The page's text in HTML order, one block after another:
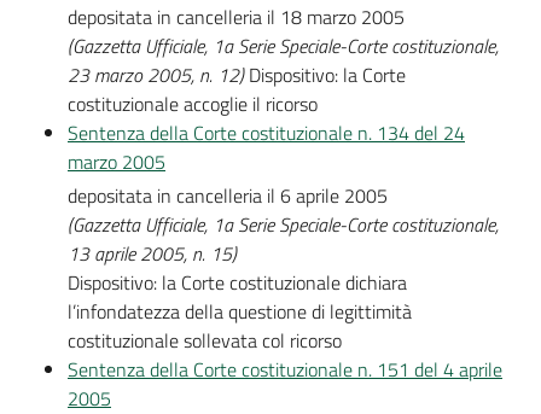
depositata in cancelleria il 18 marzo 2005
(Gazzetta Ufficiale, 1a Serie Speciale-Corte costituzionale,
23 marzo 2005, n. 12)Dispositivo: la Corte
costituzionale accoglie il ricorso
Sentenza della Corte costituzionale n. 134 del 24
marzo 2005
depositata in cancelleria il 6 aprile 2005
(Gazzetta Ufficiale, 1a Serie Speciale-Corte costituzionale,
13 aprile 2005, n. 15)
Dispositivo: la Corte costituzionale dichiara
l’infondatezza della questione di legittimità
costituzionale sollevata col ricorso
Sentenza della Corte costituzionale n. 151 del 4 aprile
2005